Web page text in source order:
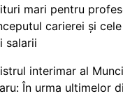
mari pentru
carierei și
salarii
interimar al
În urma ultimelor